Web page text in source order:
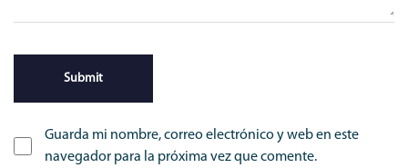
Guarda mi nombre, correo electrónico y web en este
navegador para la próxima vez que comente.